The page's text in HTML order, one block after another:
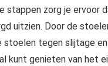
stappen zorg je ervoor
uitzien. Door de
stoelen tegen slijtage
kunt genieten van het